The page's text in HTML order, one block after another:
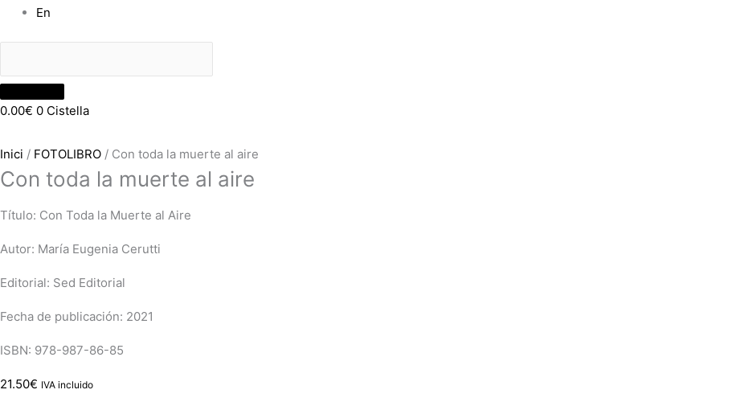
En
0.00€ 0 Cistella
Inici / FOTOLIBRO / Con toda la muerte al aire
Con toda la muerte al aire
Título: Con Toda la Muerte al Aire
Autor: María Eugenia Cerutti
Editorial: Sed Editorial
Fecha de publicación: 2021
ISBN: 978-987-86-85
21.50€ IVA incluido